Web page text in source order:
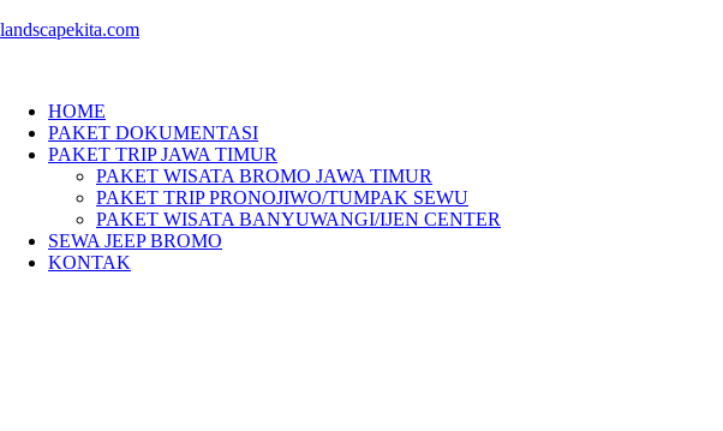
landscapekita.com
HOME
PAKET DOKUMENTASI
PAKET TRIP JAWA TIMUR
PAKET WISATA BROMO JAWA TIMUR
PAKET TRIP PRONOJIWO/TUMPAK SEWU
PAKET WISATA BANYUWANGI/IJEN CENTER
SEWA JEEP BROMO
KONTAK